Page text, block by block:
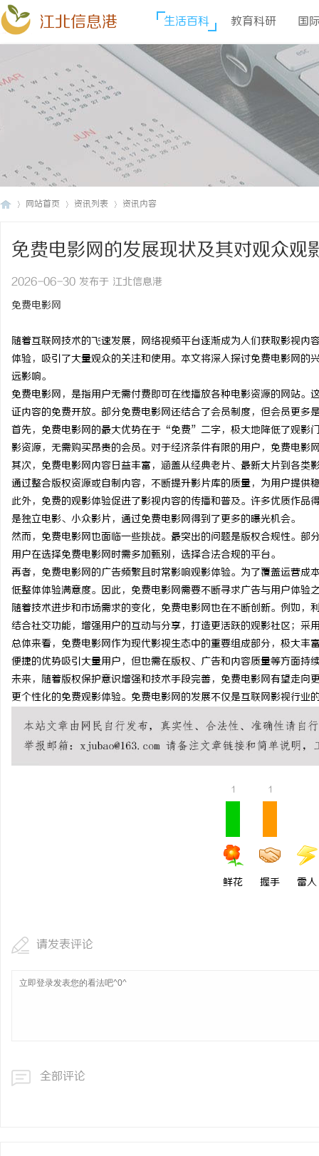
江北信息港 生活百科 教育科研 国
网站首页 资讯列表 资讯内容
免费电影网的发展现状及其对观众观
2026-06-30 发布于 江北信息港
免费电影网
随着互联网技术的飞速发展，网络视频平台逐渐成为人们获取影视
体验，吸引了大量观众的关注和使用。本文将深入探讨免费电影网
远影响。
免费电影网，是指用户无需付费即可在线播放各种电影资源的网站
证内容的免费开放。部分免费电影网还结合了会员制度，但会员更多
首先，免费电影网的最大优势在于“免费”二字，极大地降低了观影
影资源，无需购买昂贵的会员。对于经济条件有限的用户，免费电影
其次，免费电影网内容日益丰富，涵盖从经典老片、最新大片到各
通过整合版权资源或自制内容，不断提升影片库的质量，为用户提供
此外，免费的观影体验促进了影视内容的传播和普及。许多优质作
是独立电影、小众影片，通过免费电影网得到了更多的曝光机会。
然而，免费电影网也面临一些挑战。最突出的问题是版权合规性。
用户在选择免费电影网时需多加甄别，选择合法合规的平台。
再者，免费电影网的广告频繁且时常影响观影体验。为了覆盖运营
低整体体验满意度。因此，免费电影网需要不断寻求广告与用户体验
随着技术进步和市场需求的变化，免费电影网也在不断创新。例如
结合社交功能，增强用户的互动与分享，打造更活跃的观影社区；采
总体来看，免费电影网作为现代影视生态中的重要组成部分，极大
便捷的优势吸引大量用户，但也需在版权、广告和内容质量等方面持
未来，随着版权保护意识增强和技术手段完善，免费电影网有望走
更个性化的免费观影体验。免费电影网的发展不仅是互联网影视行
1
鲜花
1
握手 雷人
请发表评论
全部评论
探秘丫丫影院：免费高